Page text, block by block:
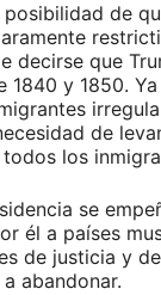
de
decirse que
1840 y 1850.
de
los
se
él a países
de justicia y
abandonar.